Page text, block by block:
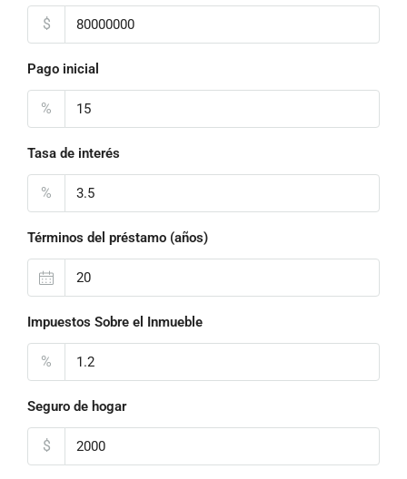
$
Pago inicial
%
Tasa de interés
%
Términos del préstamo (años)
Impuestos Sobre el Inmueble
%
Seguro de hogar
$